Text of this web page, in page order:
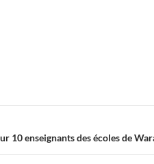
10 enseignants des écoles de